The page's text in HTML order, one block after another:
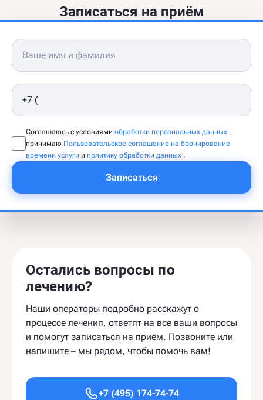
Записаться на приём
Соглашаюсь с условиями обработки персональных данных ,
принимаю Пользовательское соглашение на бронирование
времени услуги и политику обработки данных .
Записаться
Остались вопросы по
лечению?
Наши операторы подробно расскажут о
процессе лечения, ответят на все ваши вопросы
и помогут записаться на приём. Позвоните или
напишите – мы рядом, чтобы помочь вам!
+7 (495) 174-74-74